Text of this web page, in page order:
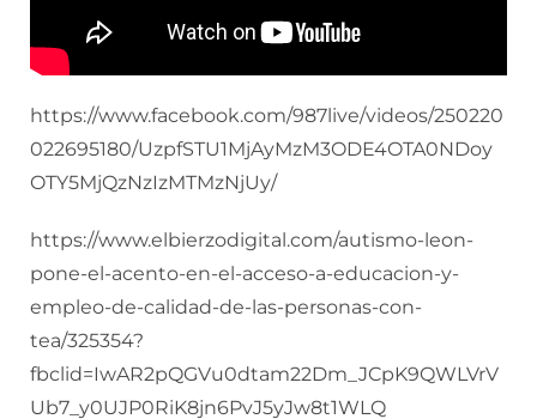
https://www.facebook.com/987live/videos/250220
022695180/UzpfSTU1MjAyMzM3ODE4OTA0NDoy
OTY5MjQzNzIzMTMzNjUy/
https://www.elbierzodigital.com/autismo-leon-
pone-el-acento-en-el-acceso-a-educacion-y-
empleo-de-calidad-de-las-personas-con-
tea/325354?
fbclid=IwAR2pQGVu0dtam22Dm_JCpK9QWLVrV
Ub7_y0UJP0RiK8jn6PvJ5yJw8t1WLQ